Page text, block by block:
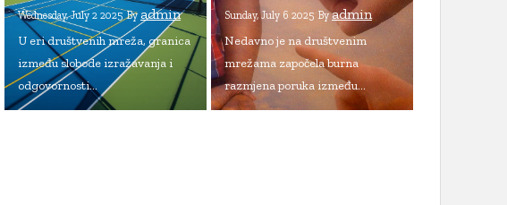
Wednesday, July 2 2025 By admin
U eri društvenih mreža, granica
između slobode izražavanja i
odgovornosti...
Sunday, July 6 2025 Byadmin
Nedavno je na društvenim
mrežama započela burna
razmjena poruka između...